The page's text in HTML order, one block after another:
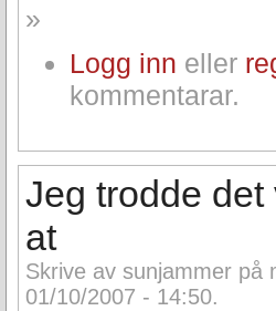
»
Logg inn eller
kommentarar.
Jeg trodde det
at
Skrive av sunjammer på
01/10/2007 - 14:50.